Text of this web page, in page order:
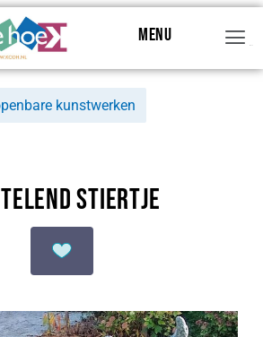
Menu
kunstwerken
Stiertje